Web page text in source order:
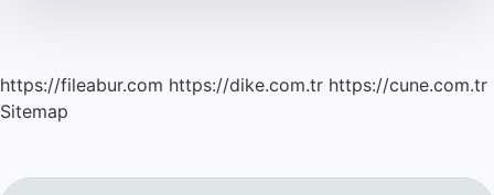
https://fileabur.com https://dike.com.tr https://cune.com.tr
Sitemap